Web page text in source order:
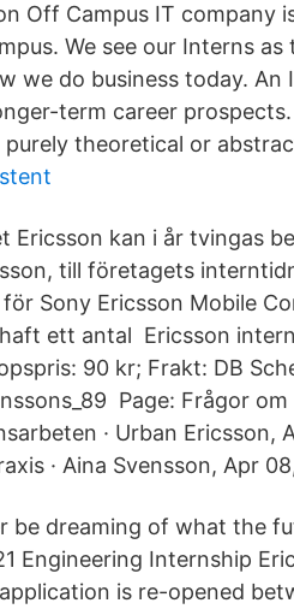
Off Campus IT
We see our Interns
we do business today. An
term career
theoretical or
kan i år tvingas
till företagets
Sony Ericsson Mobile
ett antal Ericsson
90 kr; Frakt: DB
Page: Frågor om
· Urban Ericsson,
· Aina Svensson, Apr
be dreaming of what the
Engineering Internship
is re-opened